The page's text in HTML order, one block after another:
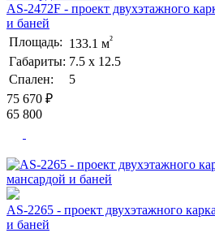
AS-2472F - проект двухэтажного
и баней
Площадь: 133.1 м²
Габариты: 7.5 х 12.5
Спален:
5
75 670 ₽
65 800
AS-2265 - проект двухэтажного
и баней